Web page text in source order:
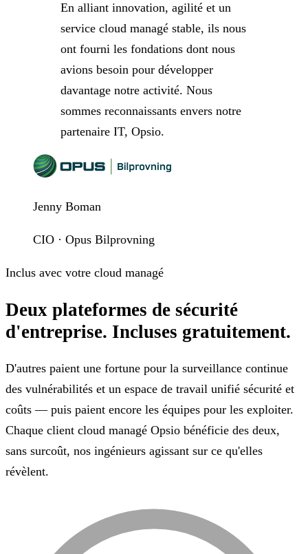
En alliant innovation, agilité et un
service cloud managé stable, ils nous
ont fourni les fondations dont nous
avions besoin pour développer
davantage notre activité. Nous
sommes reconnaissants envers notre
partenaire IT, Opsio.
Jenny Boman
CIO · Opus Bilprovning
Inclus avec votre cloud managé
Deux plateformes de sécurité
d'entreprise. Incluses gratuitement.
D'autres paient une fortune pour la surveillance continue
des vulnérabilités et un espace de travail unifié sécurité et
coûts — puis paient encore les équipes pour les exploiter.
Chaque client cloud managé Opsio bénéficie des deux,
sans surcoût, nos ingénieurs agissant sur ce qu'elles
révèlent.